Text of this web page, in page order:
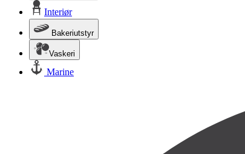
Interiør
Bakeriutstyr
Vaskeri
Marine